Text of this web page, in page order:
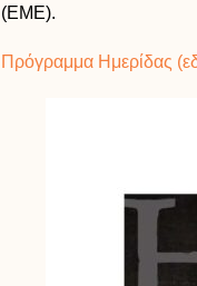
(ΕΜΕ).
Πρόγραμμα Ημερίδας